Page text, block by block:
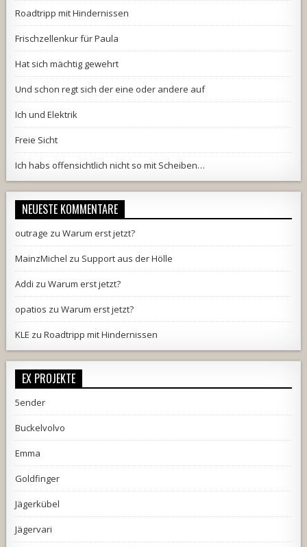
Roadtripp mit Hindernissen
Frischzellenkur für Paula
Hat sich mächtig gewehrt
Und schon regt sich der eine oder andere auf
Ich und Elektrik
Freie Sicht
Ich habs offensichtlich nicht so mit Scheiben…
NEUESTE KOMMENTARE
outrage zuWarum erst jetzt?
MainzMichel zu Support aus der Hölle
Addi zuWarum erst jetzt?
opatios zuWarum erst jetzt?
KLE zuRoadtripp mit Hindernissen
EX PROJEKTE
5ender
Buckelvolvo
Emma
Goldfinger
Jägerkübel
Jägervari